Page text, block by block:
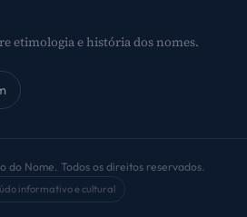
etimologia e história dos nomes.
do Nome. Todos os direitos reservados.
informativo e cultural